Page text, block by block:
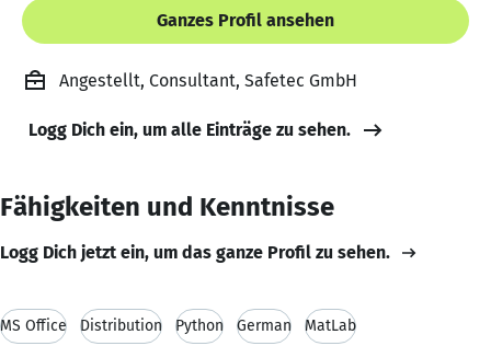
Ganzes Profil ansehen
Angestellt, Consultant, Safetec GmbH
Logg Dich ein, um alle Einträge zu sehen.
Fähigkeiten und Kenntnisse
Logg Dich jetzt ein, um das ganze Profil zu sehen.
MS Office Distribution Python German MatLab